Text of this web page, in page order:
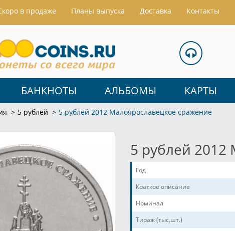
в продаже Планы выпуска Доставка Контакты
БАНКНОТЫ АЛЬБОМЫ КАРТЫ
5 рублей 5 рублей 2012 Малоярославецкое сражение
5 рублей
Год
Краткое описание
Номинал
Тираж (тыс.шт.)